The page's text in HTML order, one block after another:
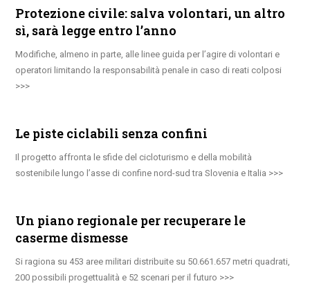
Protezione civile: salva volontari, un altro
sì, sarà legge entro l’anno
Modifiche, almeno in parte, alle linee guida per l’agire di volontari e
operatori limitando la responsabilità penale in caso di reati colposi
Le piste ciclabili senza confini
Il progetto affronta le sfide del cicloturismo e della mobilità
sostenibile lungo l’asse di confine nord-sud tra Slovenia e Italia
Un piano regionale per recuperare le
caserme dismesse
Si ragiona su 453 aree militari distribuite su 50.661.657 metri quadrati,
200 possibili progettualità e 52 scenari per il futuro